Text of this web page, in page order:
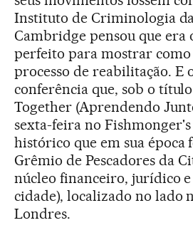
Instituto de Criminologia
Cambridge pensou que era
perfeito para mostrar como
processo de reabilitação. E
conferência que, sob o
Together (Aprendendo
sexta-feira no
histórico que em sua época
Grêmio de Pescadores da
núcleo financeiro, jurídico
cidade), localizado no lado
Londres.